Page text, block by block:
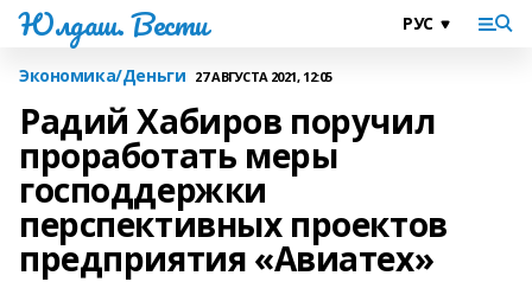
Юлдаш. Вести
Экономика/Деньги 27 АВГУСТА 2021, 12:05
Радий Хабиров поручил
проработать меры
господдержки
перспективных проектов
предприятия «Авиатех»